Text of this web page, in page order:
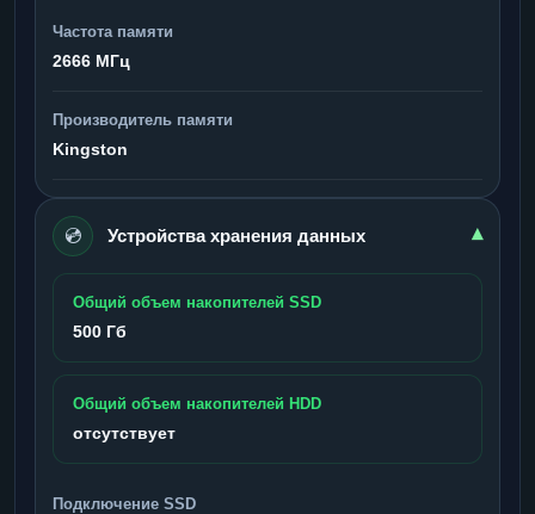
Частота памяти
2666 МГц
Производитель памяти
Kingston
💿 Устройства хранения данных ▾
Общий объем накопителей SSD
500 Гб
Общий объем накопителей HDD
отсутствует
Подключение SSD